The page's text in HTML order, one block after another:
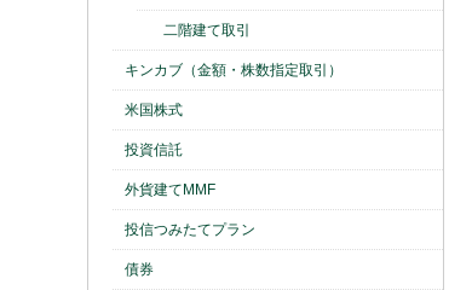
二階建て取引
キンカブ（金額・株数指定取引）
米国株式
投資信託
外貨建てMMF
投信つみたてプラン
債券